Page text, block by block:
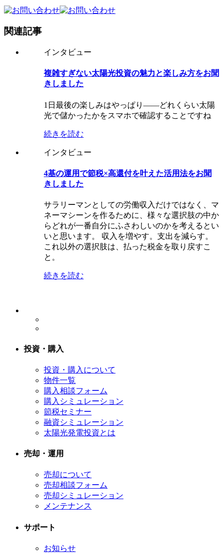
関連記事
インタビュー
複雑すぎない太陽光投資の魅力と楽しみ方をお聞
きしました
1日最後の楽しみはやっぱり——どれくらい太陽
光で儲かったかをスマホで確認することですね
続きを読む
インタビュー
4基の運用で節税×高還付を叶えた活用法をお聞
きしました
サラリーマンとしての労働収入だけではなく、マ
ネーマシーンを作るために、様々な選択肢の中か
らどれが一番自分にふさわしいのかを考えるとい
いと思います。 収入を増やす。支出を減らす。
これ以外の選択肢は、払った税金を取り戻すこ
と。
続きを読む
投資・購入
投資・購入について
物件一覧
購入相談フォーム
購入シミュレーション
節税セミナー
融資シミュレーション
太陽光発電投資とは
売却・運用
売却について
売却相談フォーム
売却シミュレーション
メンテナンス
サポート
お知らせ